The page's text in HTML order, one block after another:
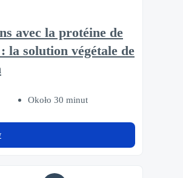
avec la protéine de
la solution végétale de
Około 30 minut